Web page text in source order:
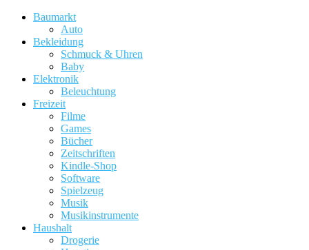
Baumarkt
Auto
Bekleidung
Schmuck & Uhren
Baby
Elektronik
Beleuchtung
Freizeit
Filme
Games
Bücher
Zeitschriften
Kindle-Shop
Software
Spielzeug
Musik
Musikinstrumente
Haushalt
Drogerie